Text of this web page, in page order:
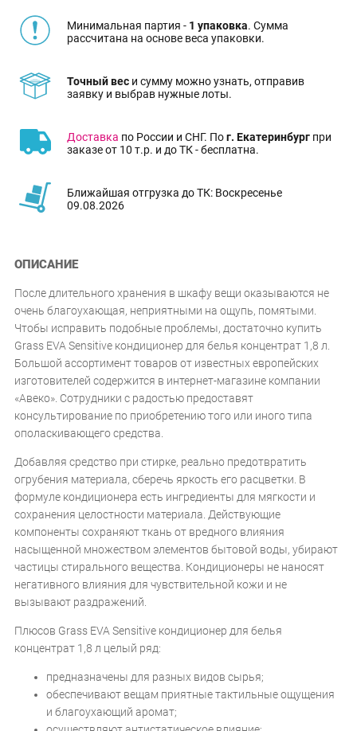
Минимальная партия - 1 упаковка. Сумма
рассчитана на основе веса упаковки.
Точный вес и сумму можно узнать, отправив
заявку и выбрав нужные лоты.
Доставка по России и СНГ. Пог. Екатеринбург при
заказе от 10 т.р. и до ТК - бесплатна.
Ближайшая отгрузка до ТК: Воскресенье
09.08.2026
ОПИСАНИЕ
После длительного хранения в шкафу вещи оказываются не
очень благоухающая, неприятными на ощупь, помятыми.
Чтобы исправить подобные проблемы, достаточно купить
Grass EVA Sensitive кондиционер для белья концентрат 1,8 л.
Большой ассортимент товаров от известных европейских
изготовителей содержится в интернет-магазине компании
«Авеко». Сотрудники с радостью предоставят
консультирование по приобретению того или иного типа
ополаскивающего средства.
Добавляя средство при стирке, реально предотвратить
огрубения материала, сберечь яркость его расцветки. В
формуле кондиционера есть ингредиенты для мягкости и
сохранения целостности материала. Действующие
компоненты сохраняют ткань от вредного влияния
насыщенной множеством элементов бытовой воды, убирают
частицы стирального вещества. Кондиционеры не наносят
негативного влияния для чувствительной кожи и не
вызывают раздражений.
Плюсов Grass EVA Sensitive кондиционер для белья
концентрат 1,8 л целый ряд:
предназначены для разных видов сырья;
обеспечивают вещам приятные тактильные ощущения
и благоухающий аромат;